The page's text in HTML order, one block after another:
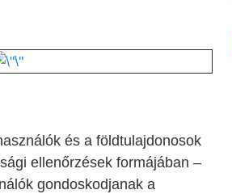
és a földtulajdonosok
ellenőrzések formájában –
gondoskodjanak a